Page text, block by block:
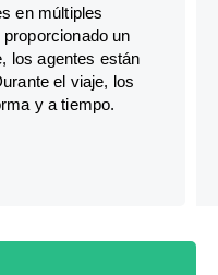
en múltiples
un
los agentes están
el viaje, los
y a tiempo.